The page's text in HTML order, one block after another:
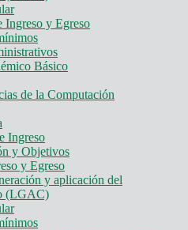
Ingreso y Egreso
Básico
de la Computación
Ingreso
y Objetivos
y Egreso
y aplicación del
(LGAC)